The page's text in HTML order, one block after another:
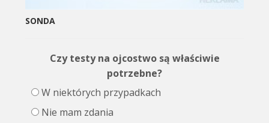
SONDA
Czy testy na ojcostwo są właściwie
potrzebne?
W niektórych przypadkach
Nie mam zdania